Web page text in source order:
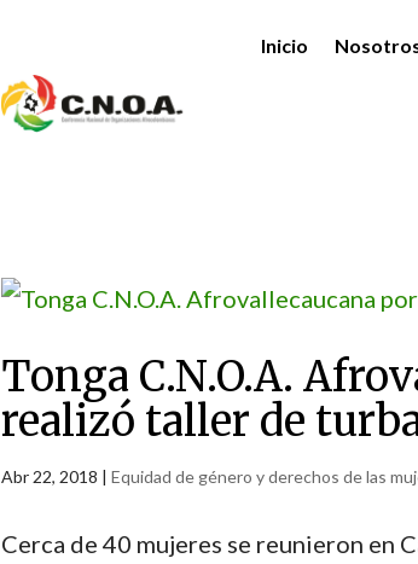
Inicio
Tonga C.N.O.A.
realizó taller de
Abr 22, 2018 | Equidad de género y derechos de las
Cerca de 40 mujeres se reunieron en